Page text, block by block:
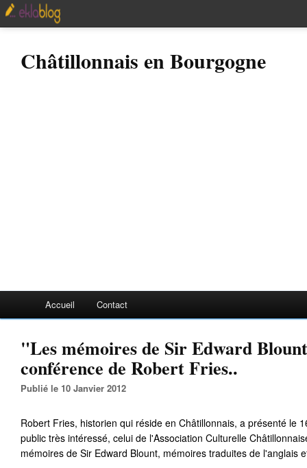
Châtillonnais en Bourgogne
Accueil Contact
"Les mémoires de Sir Edward
conférence de Robert Fries..
Publié le 10 Janvier 2012
Robert Fries, historien qui réside en Châtillonnais, a présenté le
public très intéressé, celui de l'Association Culturelle
mémoires de Sir Edward Blount, mémoires traduites de l'anglais